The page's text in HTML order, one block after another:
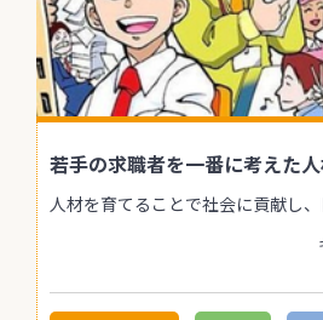
若手の求職者を一番に考えた
人材を育てることで社会に貢献し